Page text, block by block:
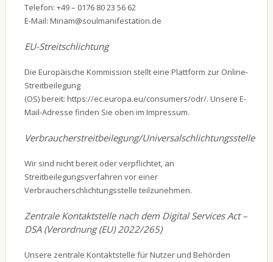
Telefon: +49 – 0176 80 23 56 62
E-Mail: Miriam@soulmanifestation.de
EU-Streitschlichtung
Die Europäische Kommission stellt eine Plattform zur Online-
Streitbeilegung
(OS) bereit: https://ec.europa.eu/consumers/odr/. Unsere E-
Mail-Adresse finden Sie oben im Impressum.
Verbraucherstreitbeilegung/Universalschlichtungsstelle
Wir sind nicht bereit oder verpflichtet, an
Streitbeilegungsverfahren vor einer
Verbraucherschlichtungsstelle teilzunehmen.
Zentrale Kontaktstelle nach dem Digital Services Act –
DSA (Verordnung (EU) 2022/265)
Unsere zentrale Kontaktstelle für Nutzer und Behörden